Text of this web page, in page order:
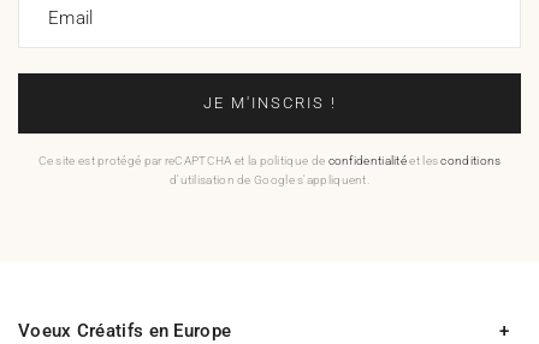
Email
JE M'INSCRIS !
Ce site est protégé par reCAPTCHA et la politique de confidentialitéet lesconditions
d'utilisation de Google s'appliquent.
Voeux Créatifs en Europe